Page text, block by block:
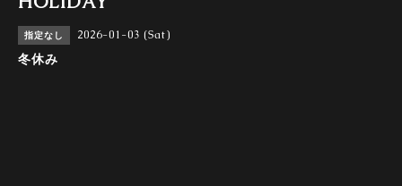
指定なし 2026-01-03 (Sat)
冬休み